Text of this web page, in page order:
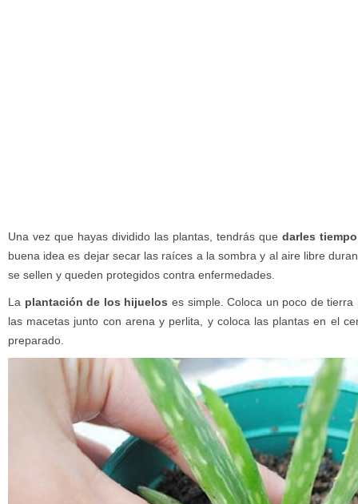
Una vez que hayas dividido las plantas, tendrás que darles
buena idea es dejar secar las raíces a la sombra y al aire libre
se sellen y queden protegidos contra enfermedades.
La plantación de los hijuelos es simple. Coloca un poco de
las macetas junto con arena y perlita, y coloca las plantas en el
preparado.